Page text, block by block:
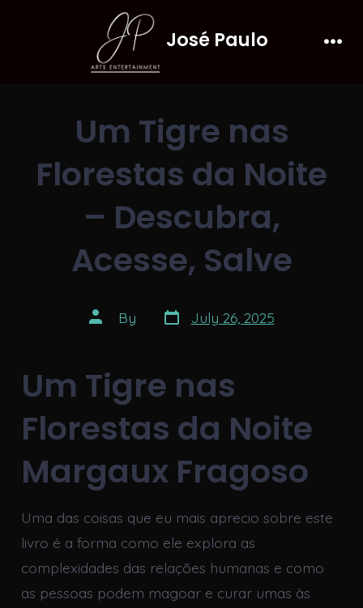
José Paulo
Um Tigre nas
Florestas da Noite
– Descubra,
Acesse, Salve
Post
author
By Post
date
July 26, 2025
Um Tigre nas
Florestas da Noite
Margaux Fragoso
Uma das coisas que eu mais aprecio sobre este
livro é a forma como ele explora as
complexidades das relações humanas e como
as pessoas podem magoar e curar umas às